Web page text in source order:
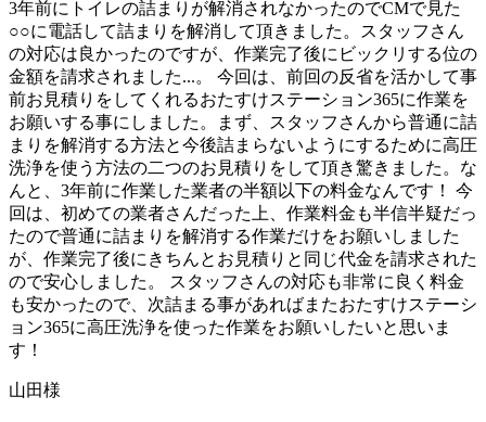
3年前にトイレの詰まりが解消されなかったのでCMで見た
○○に電話して詰まりを解消して頂きました。スタッフさん
の対応は良かったのですが、作業完了後にビックリする位の
金額を請求されました...。 今回は、前回の反省を活かして事
前お見積りをしてくれるおたすけステーション365に作業を
お願いする事にしました。まず、スタッフさんから普通に詰
まりを解消する方法と今後詰まらないようにするために高圧
洗浄を使う方法の二つのお見積りをして頂き驚きました。な
んと、 3年前に作業した業者の半額以下の料金なんです！
今
回は、初めての業者さんだった上、作業料金も半信半疑だっ
たので普通に詰まりを解消する作業だけをお願いしました
が、 作業完了後にきちんとお見積りと同じ代金を請求された
ので安心しました。
スタッフさんの対応も非常に良く料金
も安かったので、次詰まる事があればまたおたすけステーシ
ョン365に高圧洗浄を使った作業をお願いしたいと思いま
す！
山田様